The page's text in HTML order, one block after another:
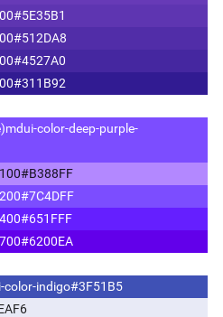
#5E35B1
#512DA8
#4527A0
#311B92
mdui-color-deep-purple-
#B388FF
#7C4DFF
#651FFF
#6200EA
color-indigo#3F51B5